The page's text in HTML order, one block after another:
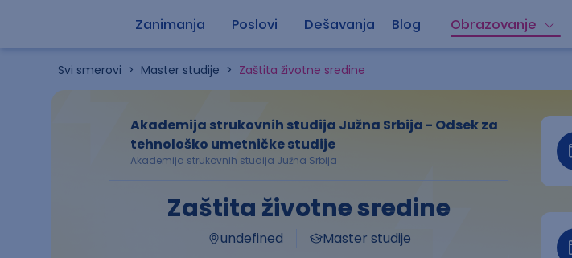
Zanimanja Poslovi Dešavanja Blog Obrazovanje
Svi smerovi > Master studije > Zaštita životne sredine
Zaštita životne sredine
undefined Master studije
Akademija strukovnih studija Južna Srbija - Odsek za
tehnološko umetničke studije
Akademija strukovnih studija Južna Srbija